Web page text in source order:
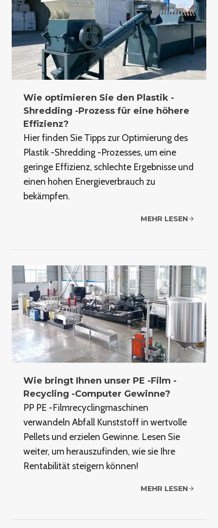
Wie optimieren Sie den Plastik -
Shredding -Prozess für eine höhere
Effizienz?
Hier finden Sie Tipps zur Optimierung des
Plastik -Shredding -Prozesses, um eine
geringe Effizienz, schlechte Ergebnisse und
einen hohen Energieverbrauch zu
bekämpfen.
MEHR LESEN
Wie bringt Ihnen unser PE -Film -
Recycling -Computer Gewinne?
PP PE -Filmrecyclingmaschinen
verwandeln Abfall Kunststoff in wertvolle
Pellets und erzielen Gewinne. Lesen Sie
weiter, um herauszufinden, wie sie Ihre
Rentabilität steigern können!
MEHR LESEN